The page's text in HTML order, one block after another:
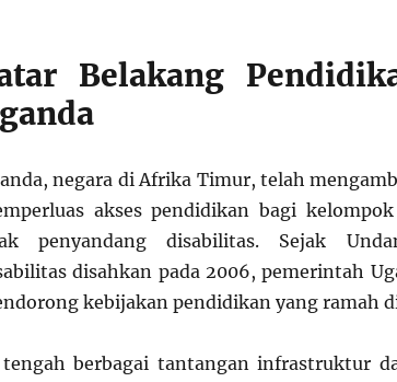
Belakang
negara di Afrika Timur, telah
akses pendidikan bagi
penyandang disabilitas. Sejak
disahkan pada 2006, pemerintah
kebijakan pendidikan yang ramah
berbagai tantangan infrastruktur